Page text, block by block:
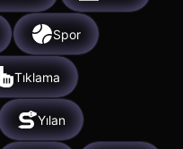
Spor
Tıklama
Yılan